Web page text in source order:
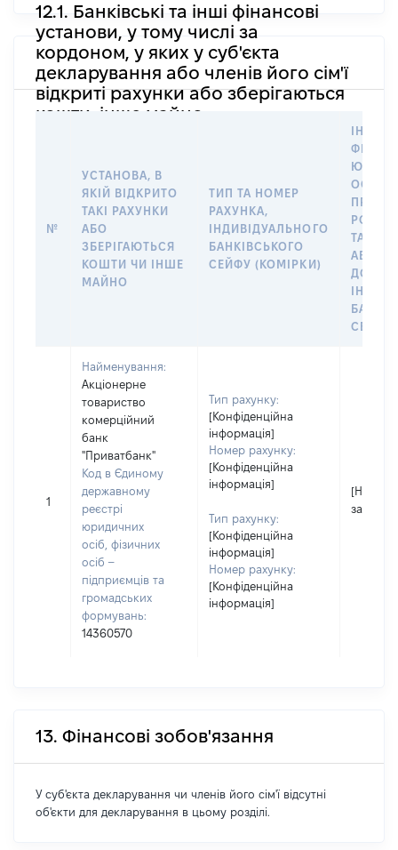
12.1. Банківські та інші фінансові
установи, у тому числі за
кордоном, у яких у суб'єкта
декларування або членів його сім'ї
відкриті рахунки або зберігаються
кошти, інше майно
№
УСТАНОВА, В
ЯКІЙ ВІДКРИТО
ТАКІ РАХУНКИ
АБО
ЗБЕРІГАЮТЬСЯ
КОШТИ ЧИ ІНШЕ
МАЙНО
ТИП ТА НОМЕР
РАХУНКА,
ІНДИВІДУАЛЬНОГО
БАНКІВСЬКОГО
СЕЙФУ (КОМІРКИ)
ПРАВО
ТАКИМ
АБО
ДО
СЕЙФУ
1
Найменування:
Акціонерне
товариство
комерційний
банк
"Приватбанк"
Код в Єдиному
державному
реєстрі
юридичних
осіб, фізичних
осіб –
підприємців та
громадських
формувань:
14360570
Тип рахунку:
[Конфіденційна
інформація]
Номер рахунку:
[Конфіденційна
інформація]
Тип рахунку:
[Конфіденційна
інформація]
Номер рахунку:
[Конфіденційна
інформація]
[Не
13. Фінансові зобов'язання
У суб'єкта декларування чи членів його сім'ї відсутні
об'єкти для декларування в цьому розділі.